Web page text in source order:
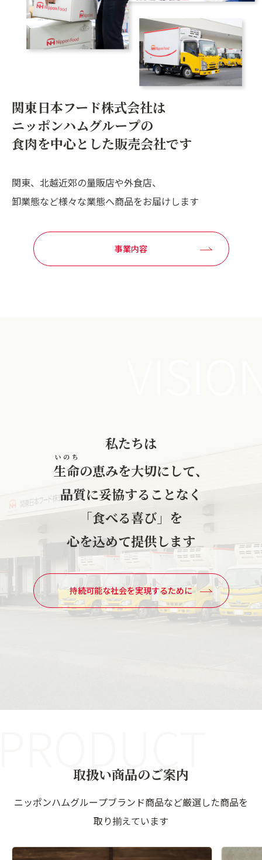
関東日本フード株式会社は
ニッポンハムグループの
食肉を中心とした販売会社です
関東、北越近郊の量販店や外食店、
卸業態など様々な業態へ商品をお届けします
事業内容
私たちは
生命
いのち
の恵みを大切にして、
品質に妥協することなく
「食べる喜び」を
心を込めて提供します
持続可能な社会を実現するために
取扱い商品のご案内
ニッポンハムグループブランド商品など厳選した商品を
取り揃えています